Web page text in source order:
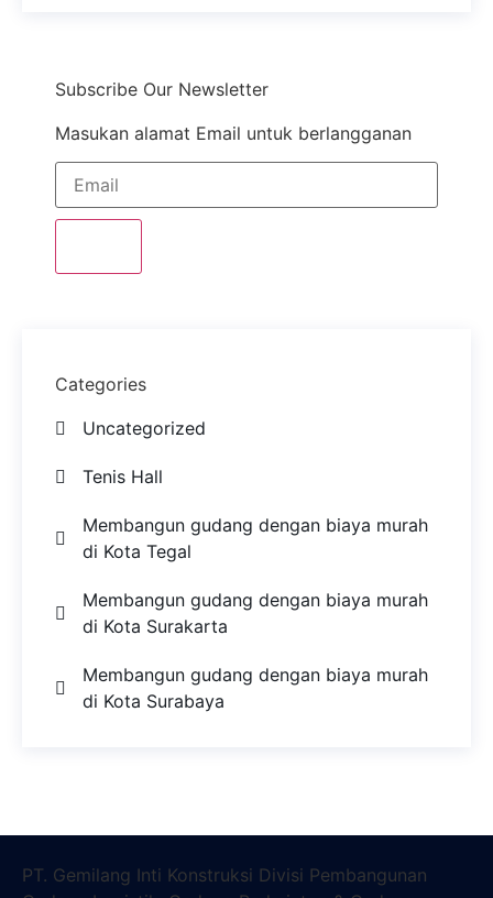
Subscribe Our Newsletter
Masukan alamat Email untuk berlangganan
Categories
Uncategorized
Tenis Hall
Membangun gudang dengan biaya murah
di Kota Tegal
Membangun gudang dengan biaya murah
di Kota Surakarta
Membangun gudang dengan biaya murah
di Kota Surabaya
PT. Gemilang Inti Konstruksi Divisi Pembangunan